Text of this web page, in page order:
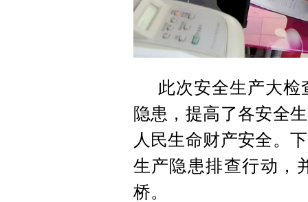
此次安全生产大
隐患，提高了各安全
人民生命财产安全。
生产隐患排查行动，
桥。